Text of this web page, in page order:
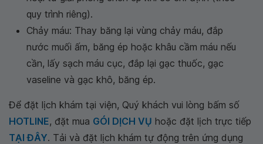
quy trình riêng).
Chảy máu: Thay băng lại vùng chảy máu, đắp
nước muối ấm, băng ép hoặc khâu cầm máu nếu
cần, lấy sạch máu cục, đắp lại gạc thuốc, gạc
vaseline và gạc khô, băng ép.
Để đặt lịch khám tại viện, Quý khách vui lòng bấm số
HOTLINE, đặt mua GÓI DỊCH VỤ hoặc đặt lịch trực tiếp
TẠI ĐÂY. Tải và đặt lịch khám tự động trên ứng dụng